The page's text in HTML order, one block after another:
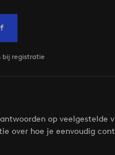
bij registratie
op veelgestelde
over hoe je eenvoudig